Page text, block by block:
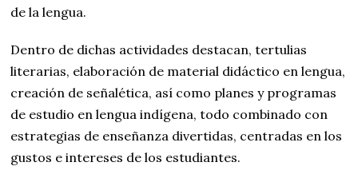
de la lengua.
Dentro de dichas actividades destacan, tertulias
literarias, elaboración de material didáctico en lengua,
creación de señalética, así como planes y programas
de estudio en lengua indígena, todo combinado con
estrategias de enseñanza divertidas, centradas en los
gustos e intereses de los estudiantes.